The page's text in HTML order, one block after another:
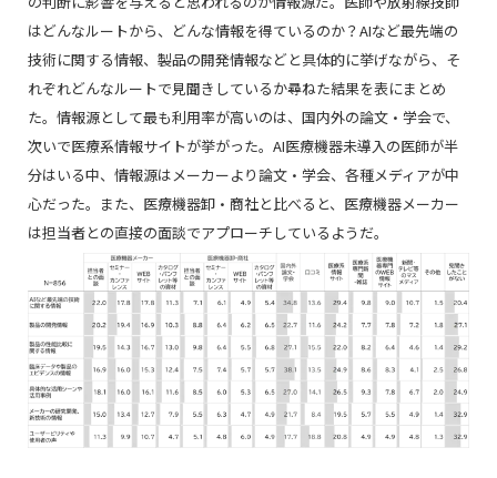
はどんなルートから、どんな情報を得ているのか？AIなど最先端の
技術に関する情報、製品の開発情報などと具体的に挙げながら、そ
れぞれどんなルートで見聞きしているか尋ねた結果を表にまとめ
た。情報源として最も利用率が高いのは、国内外の論文・学会で、
次いで医療系情報サイトが挙がった。AI医療機器未導入の医師が半
分はいる中、情報源はメーカーより論文・学会、各種メディアが中
心だった。また、医療機器卸・商社と比べると、医療機器メーカー
は担当者との直接の面談でアプローチしているようだ。